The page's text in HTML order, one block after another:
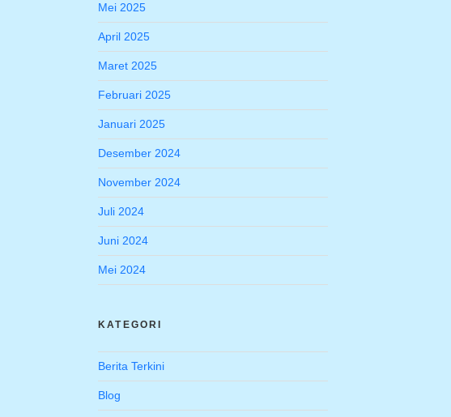
Mei 2025
April 2025
Maret 2025
Februari 2025
Januari 2025
Desember 2024
November 2024
Juli 2024
Juni 2024
Mei 2024
KATEGORI
Berita Terkini
Blog